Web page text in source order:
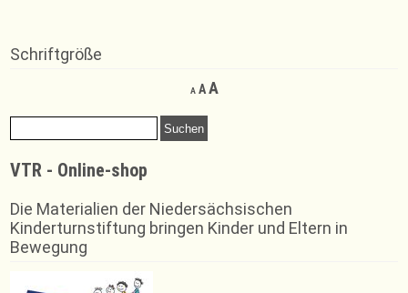
Schriftgröße
A
Decrease
font
AReset
size.
AIncrease
Suchen
nach:
VTR - Online-shop
Die Materialien der Niedersächsischen
Kinderturnstiftung bringen Kinder und Eltern in
Bewegung